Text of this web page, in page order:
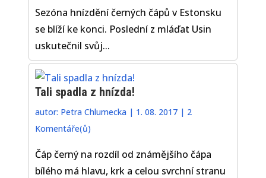
Sezóna hnízdění černých čápů v Estonsku
se blíží ke konci. Poslední z mláďat Usin
uskutečnil svůj...
Tali spadla z hnízda!
autor: Petra Chlumecka | 1. 08. 2017 | 2
Komentáře(ů)
Čáp černý na rozdíl od známějšího čápa
bílého má hlavu, krk a celou svrchní stranu